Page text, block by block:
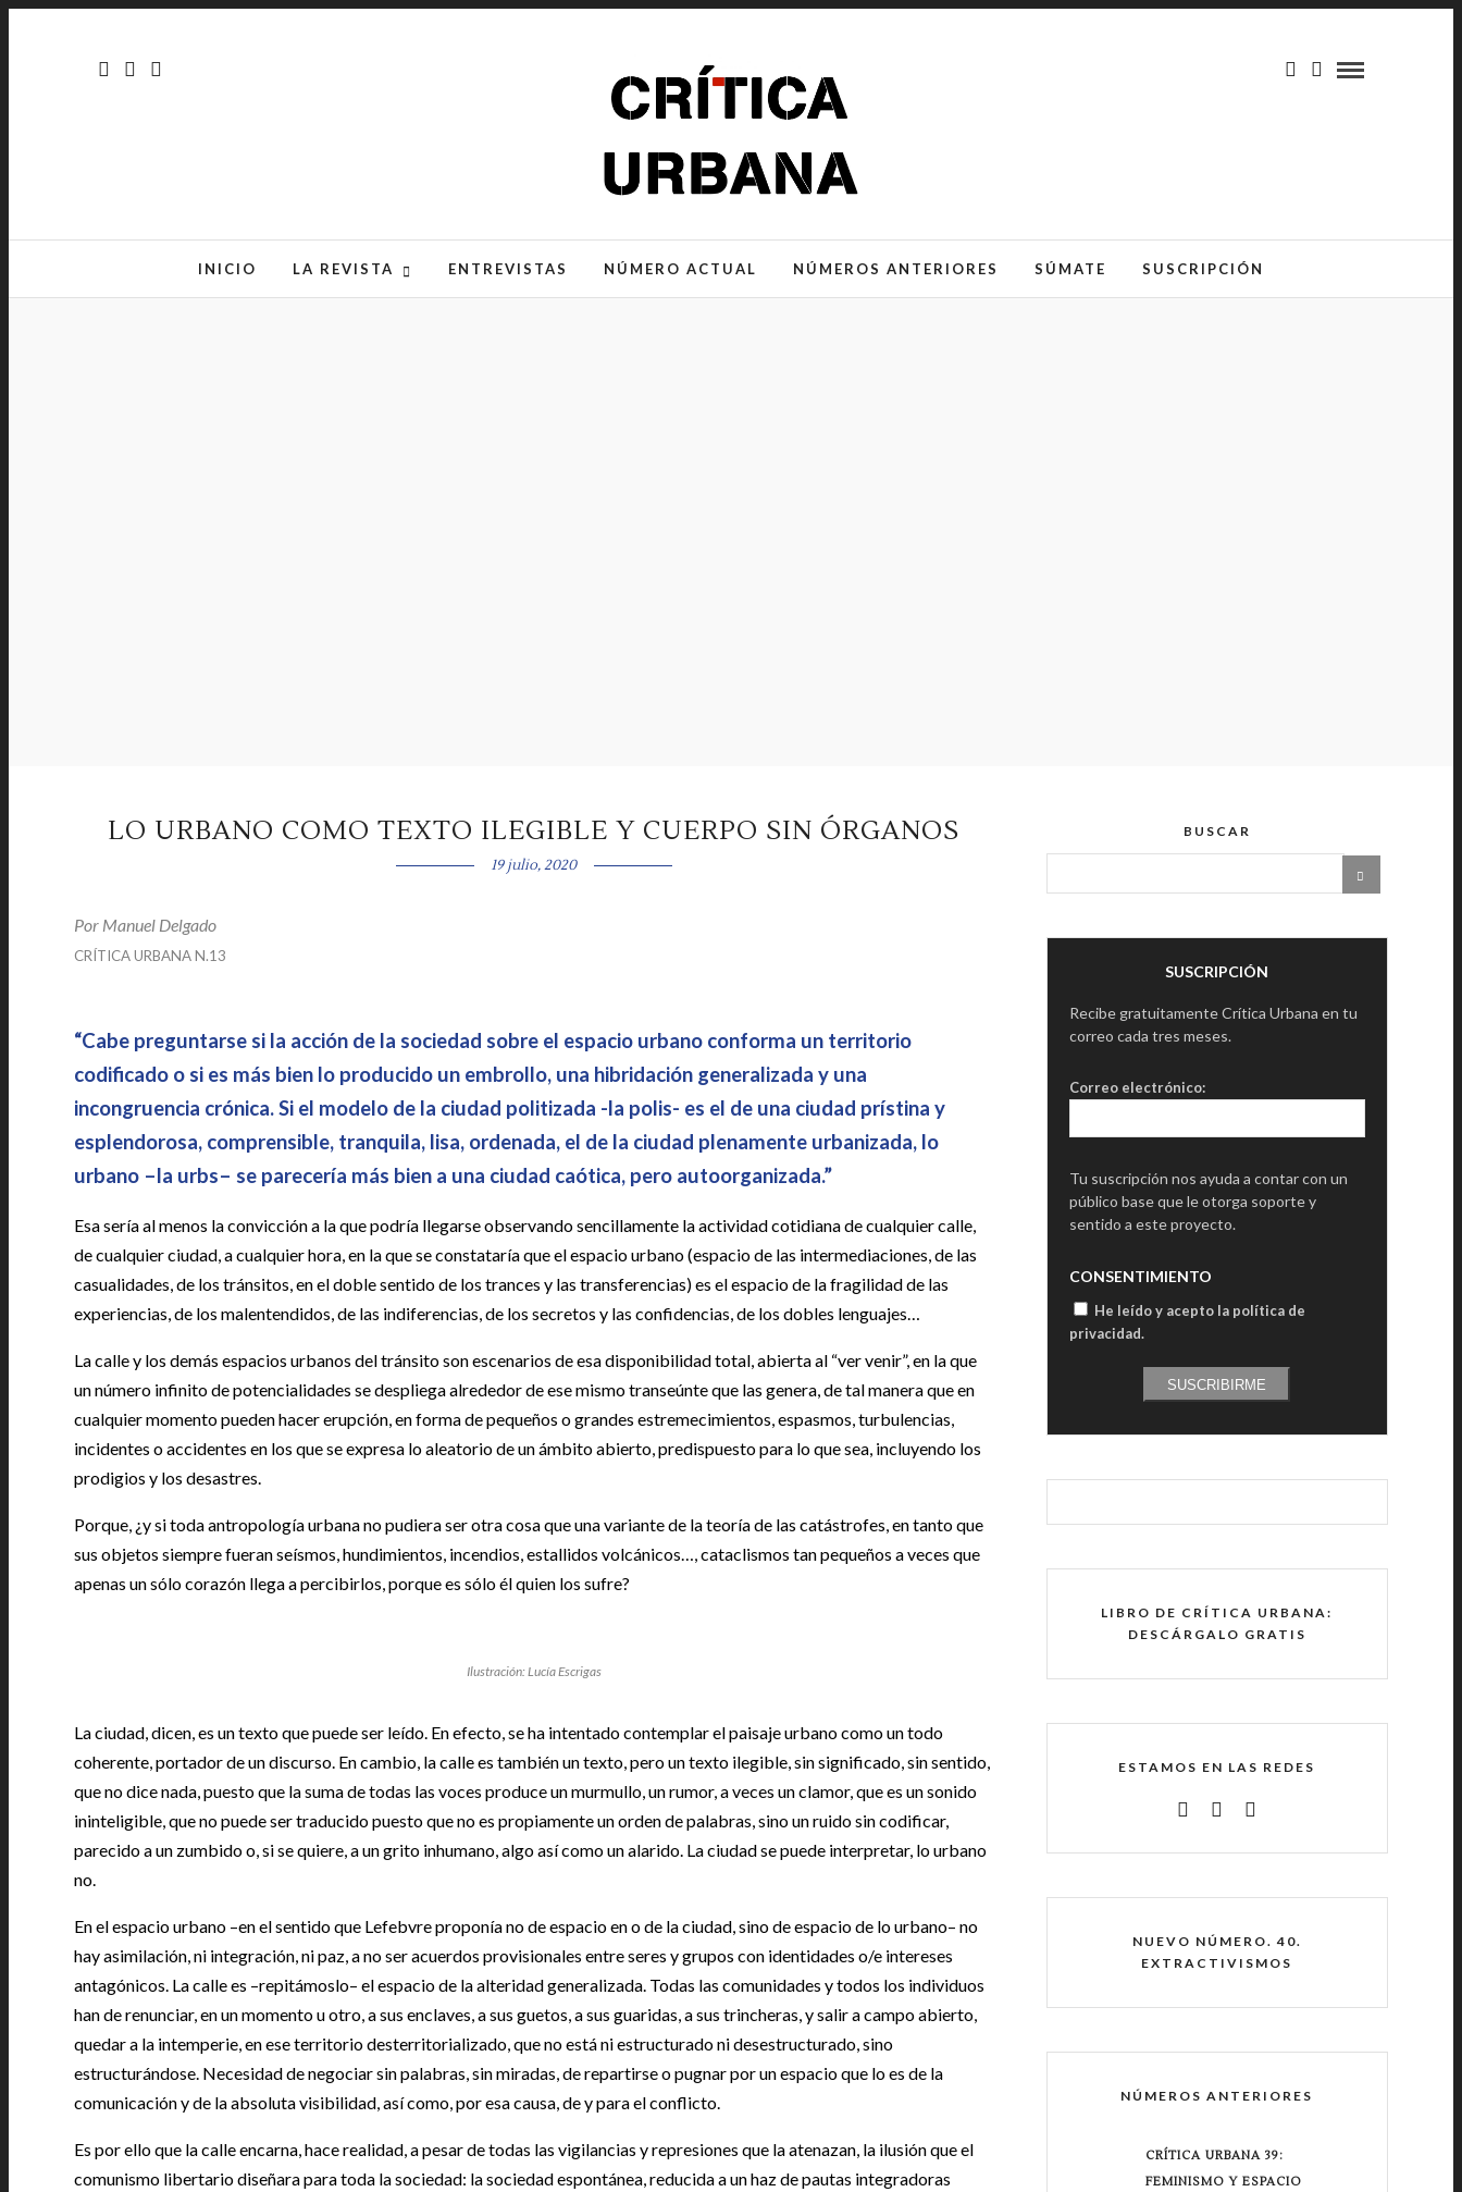
INICIO LA REVISTA ENTREVISTAS NÚMERO ACTUAL NÚMEROS ANTERIORES SÚMATE SUSCRIPCIÓN
LO URBANO COMO TEXTO ILEGIBLE Y CUERPO SIN ÓRGANOS
19 julio, 2020
Por Manuel Delgado
CRÍTICA URBANA N.13
“Cabe preguntarse si la acción de la sociedad sobre el espacio urbano conforma un territorio
codificado o si es más bien lo producido un embrollo, una hibridación generalizada y una
incongruencia crónica. Si el modelo de la ciudad politizada -la polis- es el de una ciudad prístina y
esplendorosa, comprensible, tranquila, lisa, ordenada, el de la ciudad plenamente urbanizada, lo
urbano –la urbs– se parecería más bien a una ciudad caótica, pero autoorganizada.”
Esa sería al menos la convicción a la que podría llegarse observando sencillamente la actividad cotidiana de cualquier calle,
de cualquier ciudad, a cualquier hora, en la que se constataría que el espacio urbano (espacio de las intermediaciones, de las
casualidades, de los tránsitos, en el doble sentido de los trances y las transferencias) es el espacio de la fragilidad de las
experiencias, de los malentendidos, de las indiferencias, de los secretos y las confidencias, de los dobles lenguajes…
La calle y los demás espacios urbanos del tránsito son escenarios de esa disponibilidad total, abierta al “ver venir”, en la que
un número infinito de potencialidades se despliega alrededor de ese mismo transeúnte que las genera, de tal manera que en
cualquier momento pueden hacer erupción, en forma de pequeños o grandes estremecimientos, espasmos, turbulencias,
incidentes o accidentes en los que se expresa lo aleatorio de un ámbito abierto, predispuesto para lo que sea, incluyendo los
prodigios y los desastres.
Porque, ¿y si toda antropología urbana no pudiera ser otra cosa que una variante de la teoría de las catástrofes, en tanto que
sus objetos siempre fueran seísmos, hundimientos, incendios, estallidos volcánicos…, cataclismos tan pequeños a veces que
apenas un sólo corazón llega a percibirlos, porque es sólo él quien los sufre?
Ilustración: Lucía Escrigas
La ciudad, dicen, es un texto que puede ser leído. En efecto, se ha intentado contemplar el paisaje urbano como un todo
coherente, portador de un discurso. En cambio, la calle es también un texto, pero un texto ilegible, sin significado, sin sentido,
que no dice nada, puesto que la suma de todas las voces produce un murmullo, un rumor, a veces un clamor, que es un sonido
ininteligible, que no puede ser traducido puesto que no es propiamente un orden de palabras, sino un ruido sin codificar,
parecido a un zumbido o, si se quiere, a un grito inhumano, algo así como un alarido. La ciudad se puede interpretar, lo urbano
no.
En el espacio urbano –en el sentido que Lefebvre proponía no de espacio en o de la ciudad, sino de espacio de lo urbano– no
hay asimilación, ni integración, ni paz, a no ser acuerdos provisionales entre seres y grupos con identidades o/e intereses
antagónicos. La calle es –repitámoslo– el espacio de la alteridad generalizada. Todas las comunidades y todos los individuos
han de renunciar, en un momento u otro, a sus enclaves, a sus guetos, a sus guaridas, a sus trincheras, y salir a campo abierto,
quedar a la intemperie, en ese territorio desterritorializado, que no está ni estructurado ni desestructurado, sino
estructurándose. Necesidad de negociar sin palabras, sin miradas, de repartirse o pugnar por un espacio que lo es de la
comunicación y de la absoluta visibilidad, así como, por esa causa, de y para el conflicto.
Es por ello que la calle encarna, hace realidad, a pesar de todas las vigilancias y represiones que la atenazan, la ilusión que el
comunismo libertario diseñara para toda la sociedad: la sociedad espontánea, reducida a un haz de pautas integradoras
BUSCAR
SUSCRIPCIÓN
Recibe gratuitamente Crítica Urbana en tu
correo cada tres meses.
Correo electrónico:
Tu suscripción nos ayuda a contar con un
público base que le otorga soporte y
sentido a este proyecto.
CONSENTIMIENTO
He leído y acepto la política de
privacidad.
SUSCRIBIRME
LIBRO DE CRÍTICA URBANA:
DESCÁRGALO GRATIS
ESTAMOS EN LAS REDES
NUEVO NÚMERO. 40.
EXTRACTIVISMOS
NÚMEROS ANTERIORES
CRÍTICA URBANA 39:
FEMINISMO Y ESPACIO